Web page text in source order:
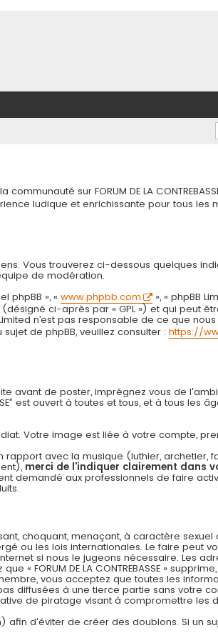
sur FORUM DE LA
ludique et enrichissante pour tous les
Vous trouverez ci-dessous quelques
de modération.
phpBB », «www.phpbb.com
», « phpBB
ci-après par « GPL ») et qui peut
n’est pas responsable de ce que
de phpBB, veuillez consulter :https://
avant de poster, imprégnez vous de
est ouvert à toutes et tous, et à tous les
Votre image est liée à votre compte,
avec la musique (luthier, archetier,
merci de l'indiquer clairement dans
demandé aux professionnels de faire
choquant, menaçant, à caractère sexuel
ou les lois internationales. Le faire peut
si nous le jugeons nécessaire. Les
FORUM DE LA CONTREBASSE »
vous acceptez que toutes les
diffusées à une tierce partie sans votre
de piratage visant à compromettre les
d'éviter de créer des doublons. Si un